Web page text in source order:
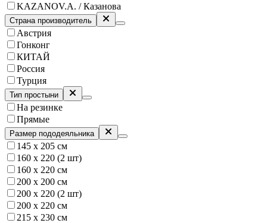
KAZANOV.A. / Казанова
Страна производитель
Австрия
Гонконг
КИТАЙ
Россия
Турция
Тип простыни
На резинке
Прямые
Размер пододеяльника
145 х 205 см
160 х 220 (2 шт)
160 х 220 см
200 х 200 см
200 х 220 (2 шт)
200 х 220 см
215 х 230 см